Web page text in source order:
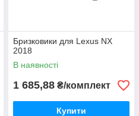
Бризковики для Lexus NX
2018
В наявності
1 685,88 ₴/комплект
Купити